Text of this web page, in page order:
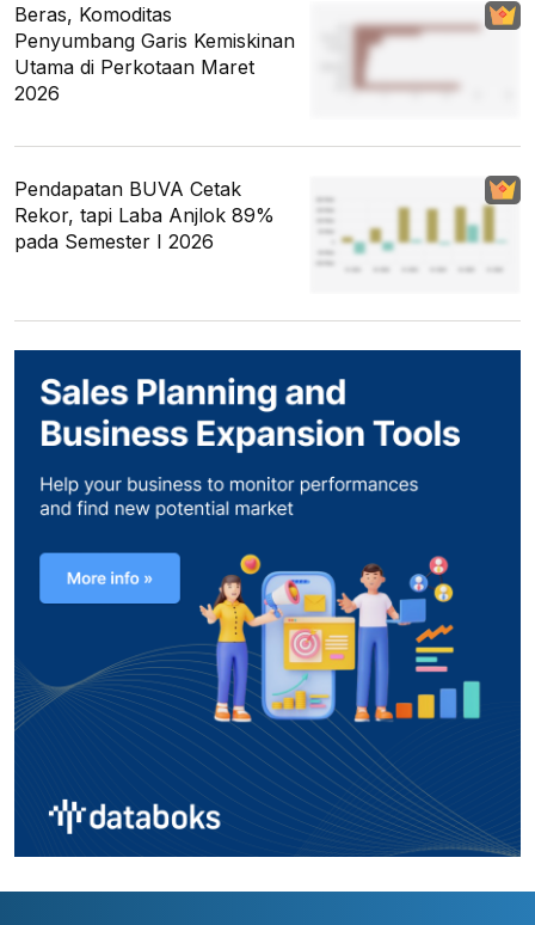
Beras, Komoditas
Penyumbang Garis Kemiskinan
Utama di Perkotaan Maret
2026
Pendapatan BUVA Cetak
Rekor, tapi Laba Anjlok 89%
pada Semester I 2026